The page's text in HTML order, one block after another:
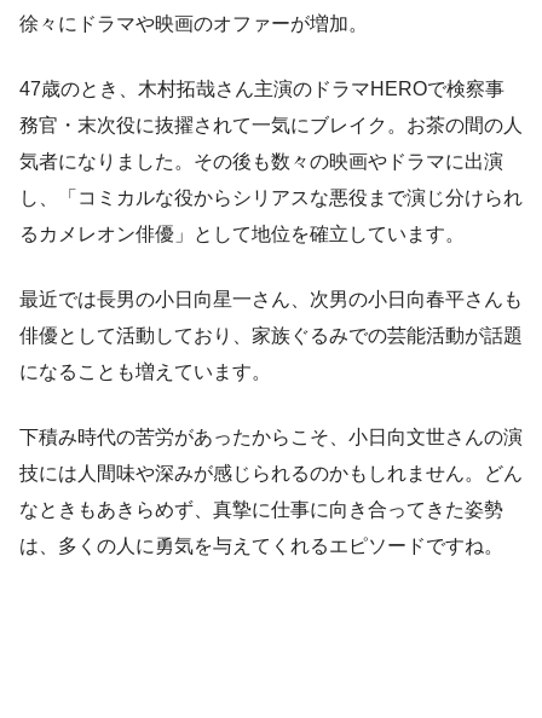
徐々にドラマや映画のオファーが増加。
47歳のとき、木村拓哉さん主演のドラマHEROで検察事
務官・末次役に抜擢されて一気にブレイク。お茶の間の人
気者になりました。その後も数々の映画やドラマに出演
し、「コミカルな役からシリアスな悪役まで演じ分けられ
るカメレオン俳優」として地位を確立しています。
最近では長男の小日向星一さん、次男の小日向春平さんも
俳優として活動しており、家族ぐるみでの芸能活動が話題
になることも増えています。
下積み時代の苦労があったからこそ、小日向文世さんの演
技には人間味や深みが感じられるのかもしれません。どん
なときもあきらめず、真摯に仕事に向き合ってきた姿勢
は、多くの人に勇気を与えてくれるエピソードですね。